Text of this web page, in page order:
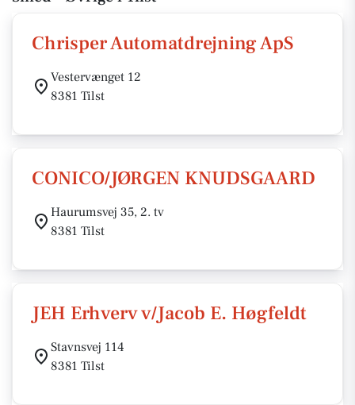
Chrisper Automatdrejning ApS
Vestervænget 12
8381 Tilst
CONICO/JØRGEN KNUDSGAARD
Haurumsvej 35, 2. tv
8381 Tilst
JEH Erhverv v/Jacob E. Høgfeldt
Stavnsvej 114
8381 Tilst